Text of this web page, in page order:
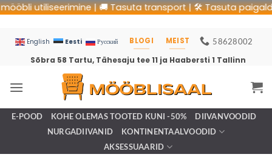
English Eesti Русский BLOGI MEIST 58628002
Sõbra 58 Tartu, Tähesaju tee 11 ja Haabersti 1 Tallinn
E-POOD KOHE OLEMAS TOOTED KUNI -50%
DIIVANVOODID
NURGADIIVANID
KONTINENTAALVOODID
AKSESSUAARID